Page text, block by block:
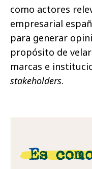
como actores
empresarial
para generar
propósito de
marcas e
stakeholders.